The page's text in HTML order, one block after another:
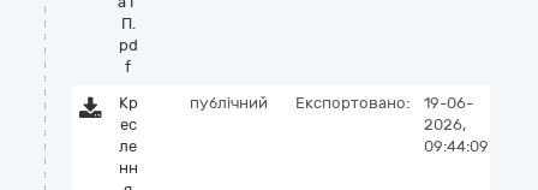
П.
pd
f
Кр
ес
ле
нн
публічний Експортовано:
19-06-
2026,
09:44:09